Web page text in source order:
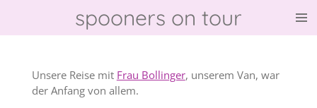
spooners on tour
Unsere Reise mit Frau Bollinger, unserem Van, war
der Anfang von allem.